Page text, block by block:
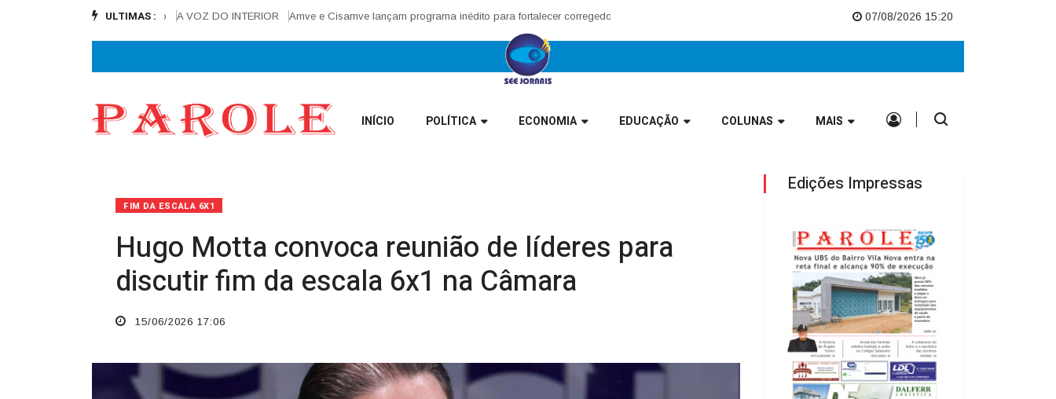
ULTIMAS :
alcança 90% de execução A VOZ DO INTERIOR Amve e Cisamve lançam programa inédito para fortalecer corregedorias municipais no Vale Europeu Nova UBS do Bairro Vila Nova entra na reta final e alcança 90%
07/08/2026 15:20
INÍCIO POLÍTICA ECONOMIA EDUCAÇÃO COLUNAS MAIS
FIM DA ESCALA 6X1
Hugo Motta convoca reunião de líderes para
discutir fim da escala 6x1 na Câmara
15/06/2026 17:06
Edições Impressas